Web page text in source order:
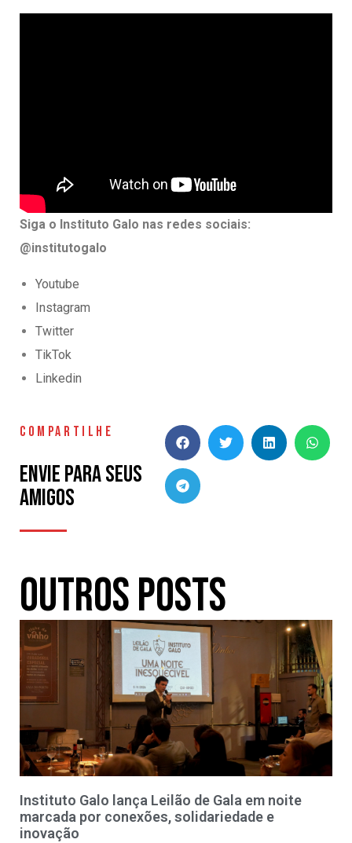
Siga o Instituto Galo nas redes sociais:
@institutogalo
Youtube
Instagram
Twitter
TikTok
Linkedin
COMPARTILHE
Envie para seus
amigos
Outros Posts
Instituto Galo lança Leilão de Gala em noite
marcada por conexões, solidariedade e
inovação